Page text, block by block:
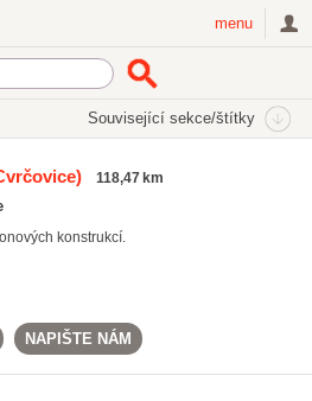
menu
Související sekce/štítky
118,47 km
konstrukcí.
NAPIŠTE NÁM